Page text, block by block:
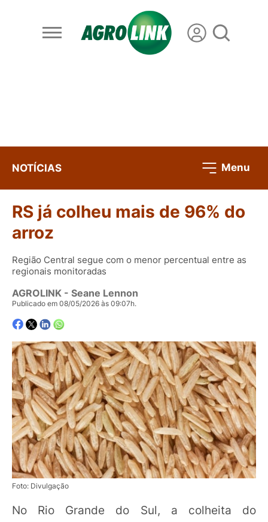
NOTÍCIAS Menu
RS já colheu mais de 96% do
arroz
Região Central segue com o menor percentual entre as
regionais monitoradas
AGROLINK - Seane Lennon
Publicado em 08/05/2026 às 09:07h.
Foto: Divulgação
No Rio Grande do Sul, a colheita do